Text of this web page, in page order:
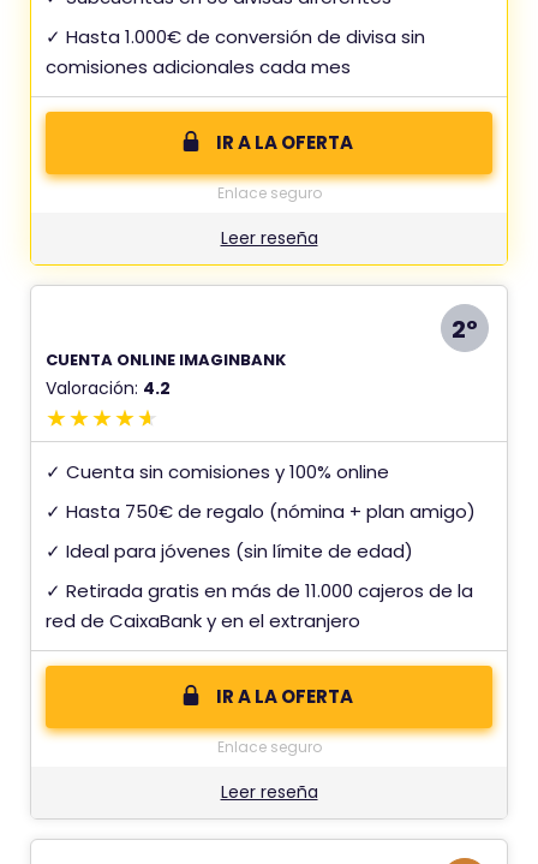
✓ Hasta 1.000€ de conversión de divisa sin
comisiones adicionales cada mes
IR A LA OFERTA
Enlace seguro
Leer reseña
CUENTA ONLINE IMAGINBANK
Valoración: 4.2
2º
✓ Cuenta sin comisiones y 100% online
✓ Hasta 750€ de regalo (nómina + plan amigo)
✓ Ideal para jóvenes (sin límite de edad)
✓ Retirada gratis en más de 11.000 cajeros de la
red de CaixaBank y en el extranjero
IR A LA OFERTA
Enlace seguro
Leer reseña